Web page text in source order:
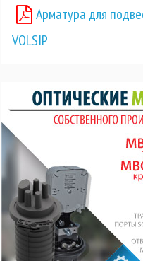
Арматура для
VOLSIP